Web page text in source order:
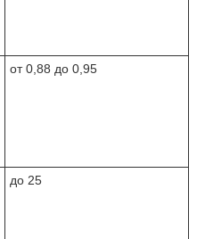
от 0,88 до 0,95
до 25